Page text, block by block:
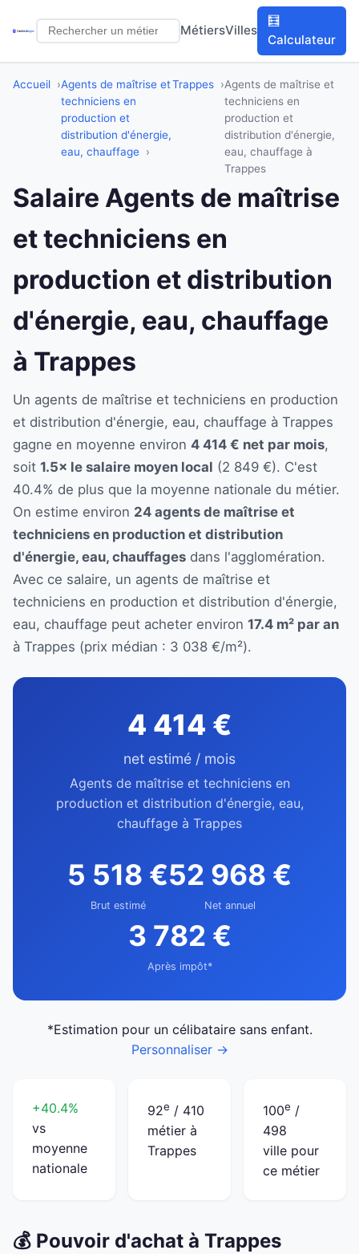
MétiersVilles
🧮
Calculateur
Accueil
Agents de maîtrise et
techniciens en
production et
distribution d'énergie,
eau, chauffage
Trappes
Agents de maîtrise et
techniciens en
production et
distribution d'énergie,
eau, chauffage à
Trappes
Salaire Agents de maîtrise
et techniciens en
production et distribution
d'énergie, eau, chauffage
à Trappes
Un agents de maîtrise et techniciens en production
et distribution d'énergie, eau, chauffage à Trappes
gagne en moyenne environ 4 414 € net par mois,
soit 1.5× le salaire moyen local (2 849 €). C'est
40.4% de plus que la moyenne nationale du métier.
On estime environ 24 agents de maîtrise et
techniciens en production et distribution
d'énergie, eau, chauffages dans l'agglomération.
Avec ce salaire, un agents de maîtrise et
techniciens en production et distribution d'énergie,
eau, chauffage peut acheter environ 17.4 m² par an
à Trappes (prix médian : 3 038 €/m²).
4 414 €
net estimé / mois
Agents de maîtrise et techniciens en
production et distribution d'énergie, eau,
chauffage à Trappes
5 518 €
Brut estimé
52 968 €
Net annuel
3 782 €
Après impôt*
*Estimation pour un célibataire sans enfant.
Personnaliser →
+40.4%
vs
moyenne
nationale
92e / 410
métier à
Trappes
100e /
498
ville pour
ce métier
💰 Pouvoir d'achat à Trappes